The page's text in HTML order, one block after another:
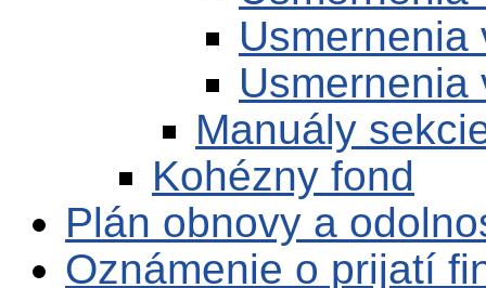
Usmernenia
Usmernenia
Manuály
Kohézny fond
Plán obnovy a
Oznámenie o prijatí